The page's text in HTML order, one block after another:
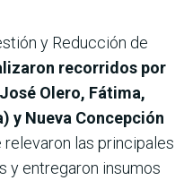
y Reducción de
recorridos por
Olero, Fátima,
y Nueva Concepción
relevaron las principales
y entregaron insumos